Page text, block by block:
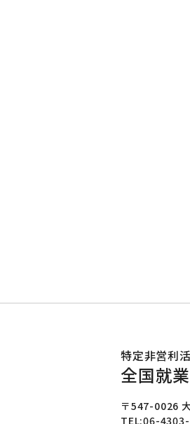
特定非営利
全国就
〒547-0026
TEL:06-